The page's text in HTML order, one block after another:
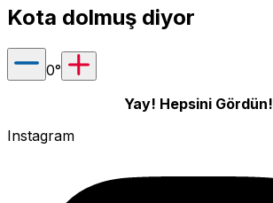
Kota dolmuş diyor
0°
Yay! Hepsini Gördün!
Instagram